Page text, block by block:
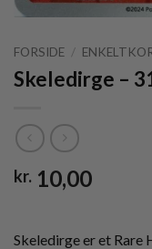
FORSIDE /
Skeledirge –
kr. 10,00
Skeledirge er et Rare